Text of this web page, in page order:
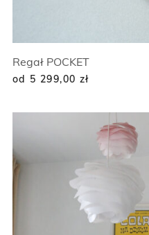
Regał POCKET
od 5 299,00 zł